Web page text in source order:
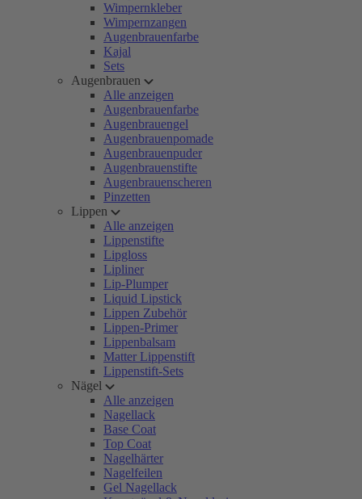
Wimpernkleber
Wimpernzangen
Augenbrauenfarbe
Kajal
Sets
Augenbrauen
Alle anzeigen
Augenbrauenfarbe
Augenbrauengel
Augenbrauenpomade
Augenbrauenpuder
Augenbrauenstifte
Augenbrauenscheren
Pinzetten
Lippen
Alle anzeigen
Lippenstifte
Lipgloss
Lipliner
Lip-Plumper
Liquid Lipstick
Lippen Zubehör
Lippen-Primer
Lippenbalsam
Matter Lippenstift
Lippenstift-Sets
Nägel
Alle anzeigen
Nagellack
Base Coat
Top Coat
Nagelhärter
Nagelfeilen
Gel Nagellack